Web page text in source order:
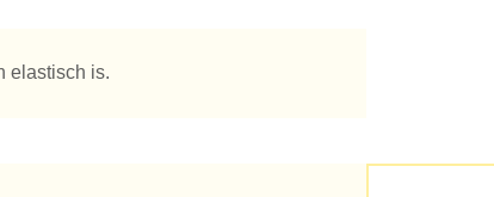
elastisch is.